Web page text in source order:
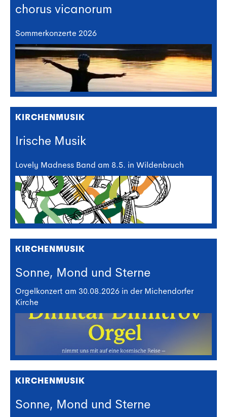
chorus vicanorum
Sommerkonzerte 2026
KIRCHENMUSIK
Irische Musik
Lovely Madness Band am 8.5. in Wildenbruch
KIRCHENMUSIK
Sonne, Mond und Sterne
Orgelkonzert am 30.08.2026 in der Michendorfer
Kirche
KIRCHENMUSIK
Sonne, Mond und Sterne